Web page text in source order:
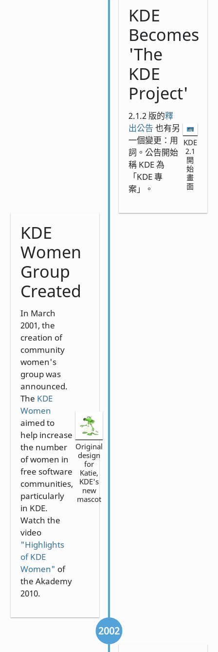
KDE
Becomes
'The
KDE
Project'
2.1.2 版的釋
出公告 也有另
一個變更：用
詞。公告開始
稱 KDE 為
「KDE 專
案」。
KDE
2.1
開
始
畫
面
KDE
Women
Group
Created
In March
2001, the
creation of
community
women's
group was
announced.
The KDE
Women
aimed to
help increase
the number
of women in
free software
communities,
particularly
in KDE.
Watch the
video
"Highlights
of KDE
Women" of
the Akademy
2010.
Original
design
for
Katie,
KDE's
new
mascot
2002